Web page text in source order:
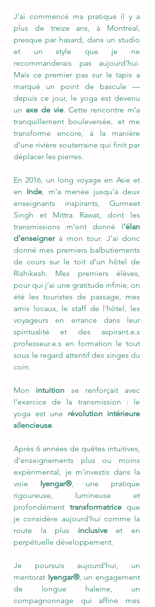
J’ai commencé ma pratique il y a
plus de treize ans, à Montréal,
presque par hasard, dans un studio
et un style que je ne
recommanderais pas aujourd’hui.
Mais ce premier pas sur le tapis a
marqué un point de bascule —
depuis ce jour, le yoga est devenu
un axe de vie. Cette rencontre m’a
tranquillement bouleversée, et me
transforme encore, à la manière
d’une rivière souterraine qui finit par
déplacer les pierres.
En 2016, un long voyage en Asie et
en Inde, m’a menée jusqu’à deux
enseignants inspirants, Gurmeet
Singh et Mittra Rawat, dont les
transmissions m’ont donné l ’élan
d’enseignerà mon tour. J’ai donc
donné mes premiers balbutiements
de cours sur le toit d’un hôtel de
Rishikesh. Mes premiers élèves,
pour qui j’ai une gratitude infinie, on
été les touristes de passage, mes
amis locaux, le staff de l’hôtel, les
voyageurs en errance dans leur
spiritualité et des aspirant.e.s
professeur.e.s en formation le tout
sous le regard attentif des singes du
coin.
Mon intuition se renforçait avec
l’exercice de la transmission : le
yoga est une révolution intérieure
silencieuse.
Après 6 années de quêtes intuitives,
d’enseignements plus ou moins
expérimental, je m'investis dans la
voie Iyengar®, une pratique
rigoureuse, lumineuse et
profondément transformatriceque
je considère aujourd’hui comme la
route la plus inclusiveet en
perpétuelle développement.
Je poursuis aujourd'hui, un
mentorat Iyengar®, un engagement
de longue haleine, un
compagnonnage qui affine mes